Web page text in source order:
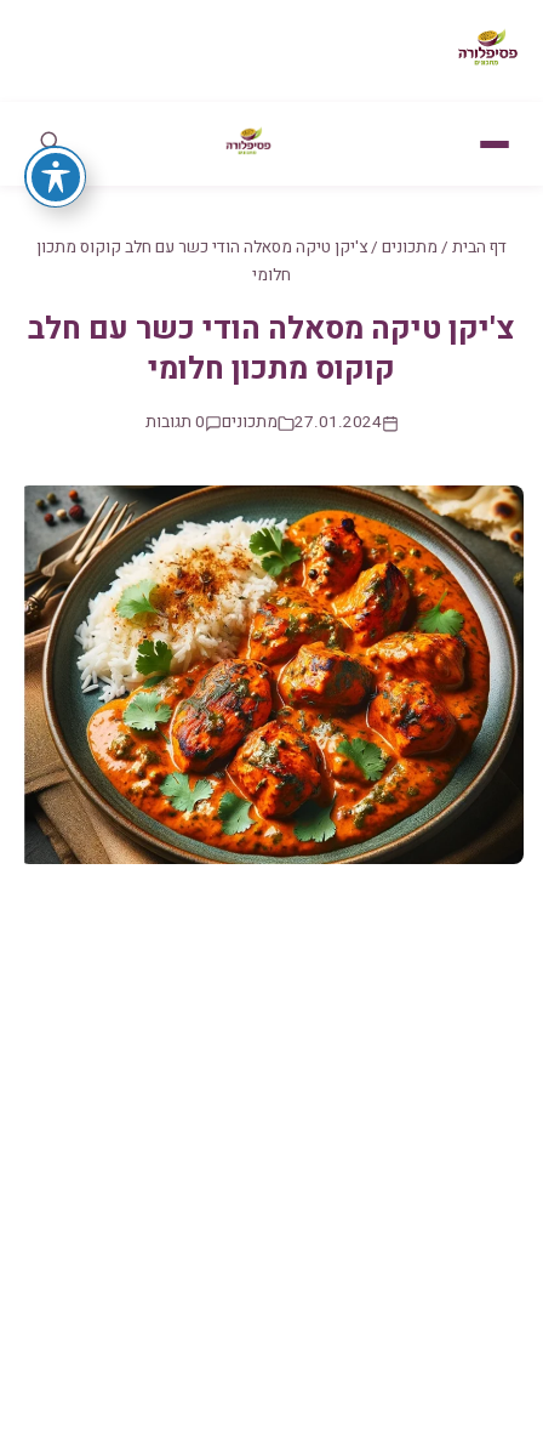
דף הבית / מתכונים /צ'יקן טיקה מסאלה הודי כשר עם חלב קוקוס מתכון
חלומי
צ'יקן טיקה מסאלה הודי כשר עם חלב
קוקוס מתכון חלומי
27.01.2024 מתכונים 0 תגובות